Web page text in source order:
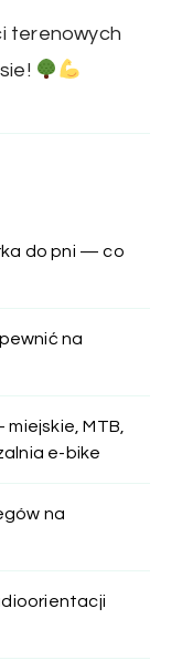
terenowych
do pni — co
na
MTB,
e-bike
na